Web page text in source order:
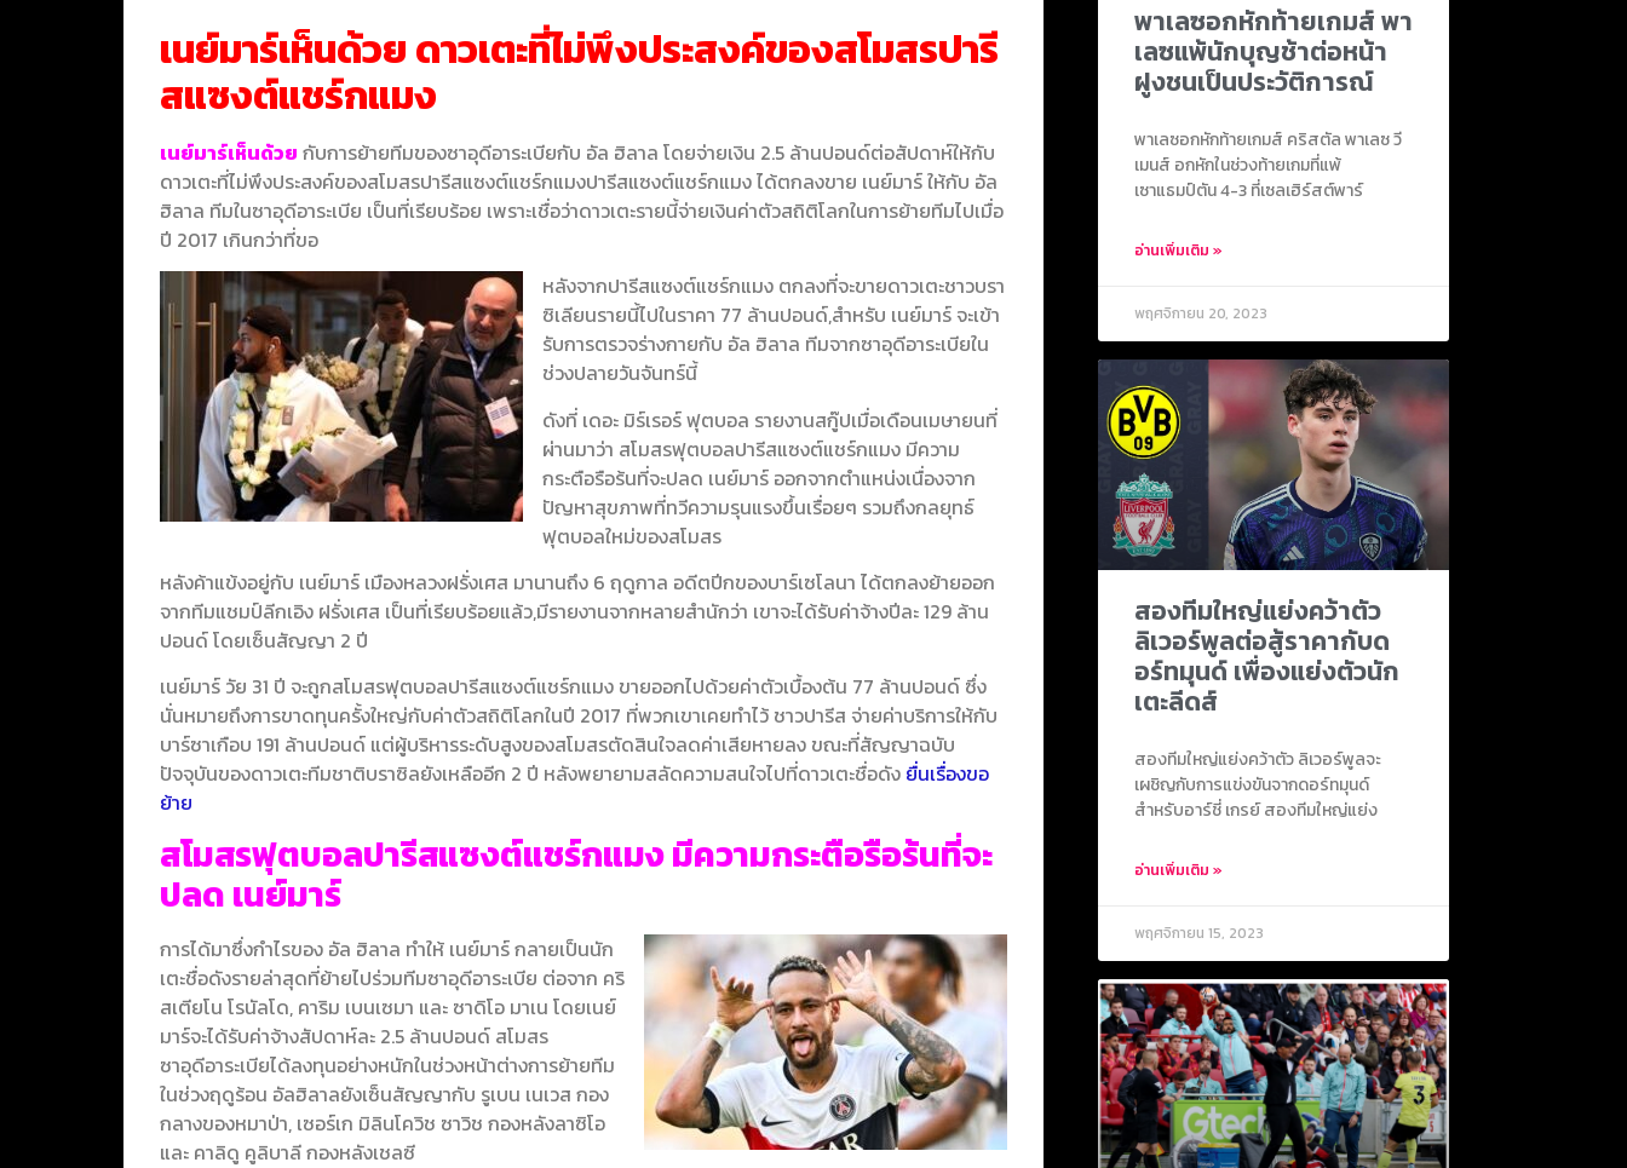
เนย์มาร์เห็นด้วย ดาวเตะที่ไม่พึงประสงค์ของสโมสรปารี
สแซงต์แชร์กแมง
เนย์มาร์เห็นด้วย กับการย้ายทีมของซาอุดีอาระเบียกับ อัล ฮิลาล โดยจ่ายเงิน 2.5 ล้านปอนด์ต่อสัปดาห์ให้กับ
ดาวเตะที่ไม่พึงประสงค์ของสโมสรปารีสแซงต์แชร์กแมงปารีสแซงต์แชร์กแมง ได้ตกลงขาย เนย์มาร์ ให้กับ อัล
ฮิลาล ทีมในซาอุดีอาระเบีย เป็นที่เรียบร้อย เพราะเชื่อว่าดาวเตะรายนี้จ่ายเงินค่าตัวสถิติโลกในการย้ายทีมไปเมื่อ
ปี 2017 เกินกว่าที่ขอ
หลังจากปารีสแซงต์แชร์กแมง ตกลงที่จะขายดาวเตะชาวบรา
ซิเลียนรายนี้ไปในราคา 77 ล้านปอนด์,สำหรับ เนย์มาร์ จะเข้า
รับการตรวจร่างกายกับ อัล ฮิลาล ทีมจากซาอุดีอาระเบียใน
ช่วงปลายวันจันทร์นี้
ดังที่ เดอะ มิร์เรอร์ ฟุตบอล รายงานสกู๊ปเมื่อเดือนเมษายนที่
ผ่านมาว่า สโมสรฟุตบอลปารีสแซงต์แชร์กแมง มีความ
กระตือรือร้นที่จะปลด เนย์มาร์ ออกจากตำแหน่งเนื่องจาก
ปัญหาสุขภาพที่ทวีความรุนแรงขึ้นเรื่อยๆ รวมถึงกลยุทธ์
ฟุตบอลใหม่ของสโมสร
หลังค้าแข้งอยู่กับ เนย์มาร์ เมืองหลวงฝรั่งเศส มานานถึง 6 ฤดูกาล อดีตปีกของบาร์เซโลนา ได้ตกลงย้ายออก
จากทีมแชมป์ลีกเอิง ฝรั่งเศส เป็นที่เรียบร้อยแล้ว,มีรายงานจากหลายสำนักว่า เขาจะได้รับค่าจ้างปีละ 129 ล้าน
ปอนด์ โดยเซ็นสัญญา 2 ปี
เนย์มาร์ วัย 31 ปี จะถูกสโมสรฟุตบอลปารีสแซงต์แชร์กแมง ขายออกไปด้วยค่าตัวเบื้องต้น 77 ล้านปอนด์ ซึ่ง
นั่นหมายถึงการขาดทุนครั้งใหญ่กับค่าตัวสถิติโลกในปี 2017 ที่พวกเขาเคยทำไว้ ชาวปารีส จ่ายค่าบริการให้กับ
บาร์ซาเกือบ 191 ล้านปอนด์ แต่ผู้บริหารระดับสูงของสโมสรตัดสินใจลดค่าเสียหายลง ขณะที่สัญญาฉบับ
ปัจจุบันของดาวเตะทีมชาติบราซิลยังเหลืออีก 2 ปี หลังพยายามสลัดความสนใจไปที่ดาวเตะชื่อดัง ยื่นเรื่องขอ
ย้าย
สโมสรฟุตบอลปารีสแซงต์แชร์กแมง มีความกระตือรือร้นที่จะ
ปลด เนย์มาร์
การได้มาซึ่งกำไรของ อัล ฮิลาล ทำให้ เนย์มาร์ กลายเป็นนัก
เตะชื่อดังรายล่าสุดที่ย้ายไปร่วมทีมซาอุดีอาระเบีย ต่อจาก คริ
สเตียโน โรนัลโด, คาริม เบนเซมา และ ซาดิโอ มาเน โดยเนย์
มาร์จะได้รับค่าจ้างสัปดาห์ละ 2.5 ล้านปอนด์ สโมสร
ซาอุดีอาระเบียได้ลงทุนอย่างหนักในช่วงหน้าต่างการย้ายทีม
ในช่วงฤดูร้อน อัลฮิลาลยังเซ็นสัญญากับ รูเบน เนเวส กอง
กลางของหมาป่า, เซอร์เก มิลินโควิช ซาวิช กองหลังลาซิโอ
และ คาลิดู คูลิบาลี กองหลังเชลซี
พาเลซอกหักท้ายเกมส์ พา
เลซแพ้นักบุญช้าต่อหน้า
ฝูงชนเป็นประวัติการณ์
พาเลซอกหักท้ายเกมส์ คริสตัล พาเลซ วี
เมนส์ อกหักในช่วงท้ายเกมที่แพ้
เซาแธมป์ตัน 4-3 ที่เซลเฮิร์สต์พาร์
อ่านเพิ่มเติม »
พฤศจิกายน 20, 2023
สองทีมใหญ่แย่งคว้าตัว
ลิเวอร์พูลต่อสู้ราคากับด
อร์ทมุนด์ เพื่องแย่งตัวนัก
เตะลีดส์
สองทีมใหญ่แย่งคว้าตัว ลิเวอร์พูลจะ
เผชิญกับการแข่งขันจากดอร์ทมุนด์
สำหรับอาร์ชี่ เกรย์ สองทีมใหญ่แย่ง
อ่านเพิ่มเติม »
พฤศจิกายน 15, 2023